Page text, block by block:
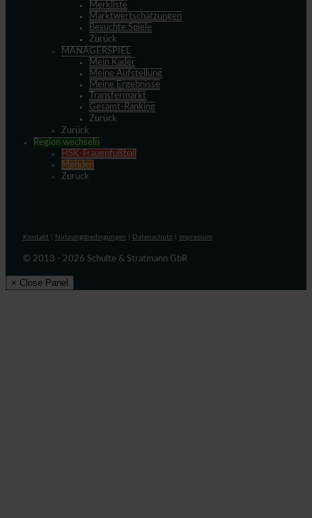
Merkliste
Marktwertschätzungen
Besuchte Spiele
Zurück
MANAGERSPIEL
Mein Kader
Meine Aufstellung
Meine Ergebnisse
Transfermarkt
Gesamt-Ranking
Zurück
Zurück
Region wechseln
HSK-Frauenfußball
Menden
Zurück
Kontakt Nutzungsbedingungen Datenschutz Impressum
© 2013 - 2026 Schulte & Stratmann GbR
× Close Panel